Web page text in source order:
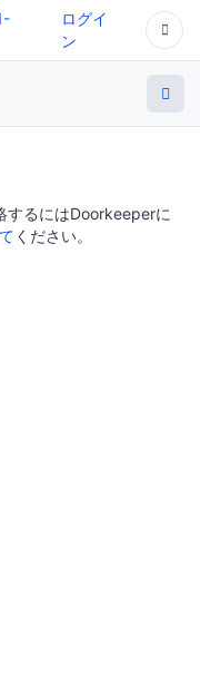
ログイ
ン
するにはDoorkeeperに
ください。